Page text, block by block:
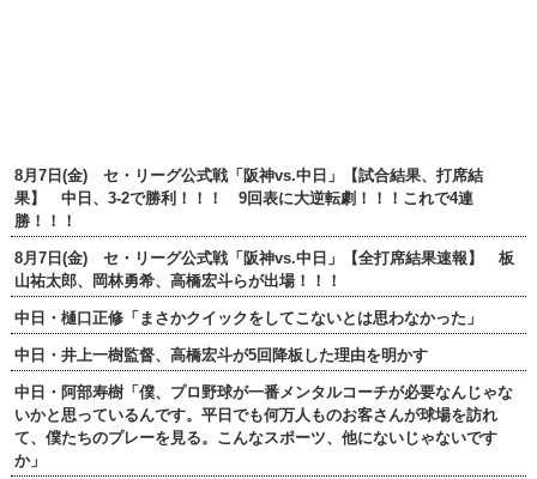
8月7日(金) セ・リーグ公式戦「阪神vs.中日」【試合結果、打席結
果】 中日、3-2で勝利！！！ 9回表に大逆転劇！！！これで4連
勝！！！
8月7日(金) セ・リーグ公式戦「阪神vs.中日」【全打席結果速報】 板
山祐太郎、岡林勇希、高橋宏斗らが出場！！！
中日・樋口正修「まさかクイックをしてこないとは思わなかった」
中日・井上一樹監督、高橋宏斗が5回降板した理由を明かす
中日・阿部寿樹「僕、プロ野球が一番メンタルコーチが必要なんじゃな
いかと思っているんです。平日でも何万人ものお客さんが球場を訪れ
て、僕たちのプレーを見る。こんなスポーツ、他にないじゃないです
か」